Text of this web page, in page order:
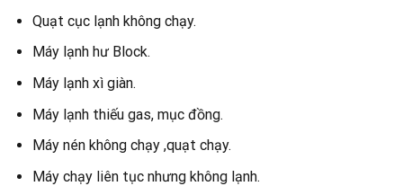
Quạt cục lạnh không chạy.
Máy lạnh hư Block.
Máy lạnh xì giàn.
Máy lạnh thiếu gas, mục đồng.
Máy nén không chạy ,quạt chạy.
Máy chạy liên tục nhưng không lạnh.